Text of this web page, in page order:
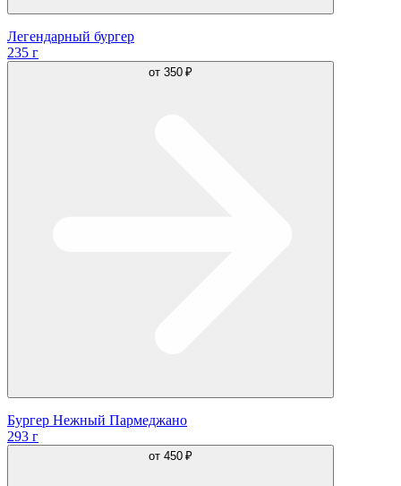
Легендарный бургер
235 г
от 350 ₽
Бургер Нежный Пармеджано
293 г
от 450 ₽